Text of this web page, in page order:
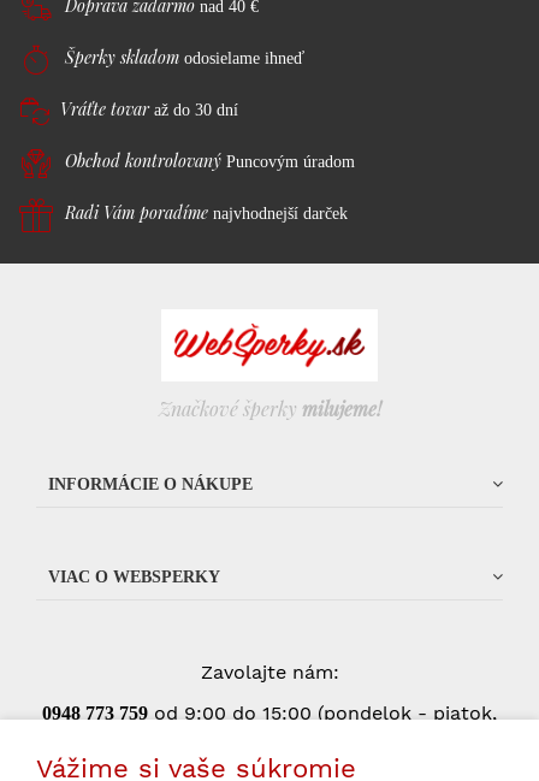
Doprava zadarmo nad 40 €
Šperky skladom odosielame ihneď
Vráťte tovaraž do 30 dní
Obchod kontrolovaný Puncovým úradom
Radi Vám poradíme najvhodnejší darček
Značkové šperky milujeme!
INFORMÁCIE O NÁKUPE
VIAC O WEBSPERKY
Zavolajte nám:
0948 773 759 od 9:00 do 15:00 (pondelok - piatok,
Vážime si vaše súkromie